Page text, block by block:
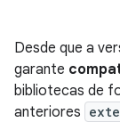
Desde que a
garante
bibliotecas de
anteriores